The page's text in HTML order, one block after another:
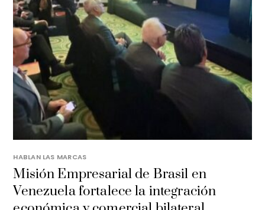
HABLAN LAS MARCAS
Misión Empresarial de Brasil en
Venezuela fortalece la integración